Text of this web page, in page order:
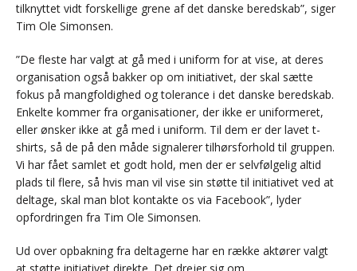
tilknyttet vidt forskellige grene af det danske beredskab”, siger
Tim Ole Simonsen.
”De fleste har valgt at gå med i uniform for at vise, at deres
organisation også bakker op om initiativet, der skal sætte
fokus på mangfoldighed og tolerance i det danske beredskab.
Enkelte kommer fra organisationer, der ikke er uniformeret,
eller ønsker ikke at gå med i uniform. Til dem er der lavet t-
shirts, så de på den måde signalerer tilhørsforhold til gruppen.
Vi har fået samlet et godt hold, men der er selvfølgelig altid
plads til flere, så hvis man vil vise sin støtte til initiativet ved at
deltage, skal man blot kontakte os via Facebook”, lyder
opfordringen fra Tim Ole Simonsen.
Ud over opbakning fra deltagerne har en række aktører valgt